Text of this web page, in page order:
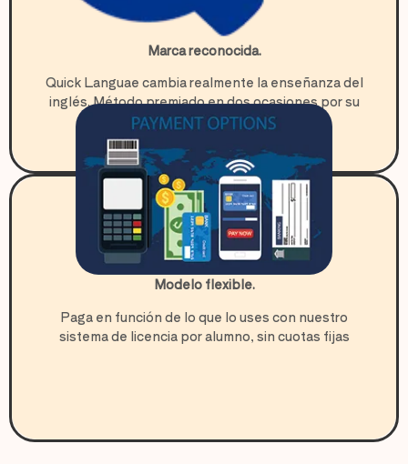
Marca reconocida.
Quick Languae cambia realmente la enseñanza del
inglés. Método premiado en dos ocasiones por su
innovación
6
Modelo flexible.
Paga en función de lo que lo uses con nuestro
sistema de licencia por alumno, sin cuotas fijas